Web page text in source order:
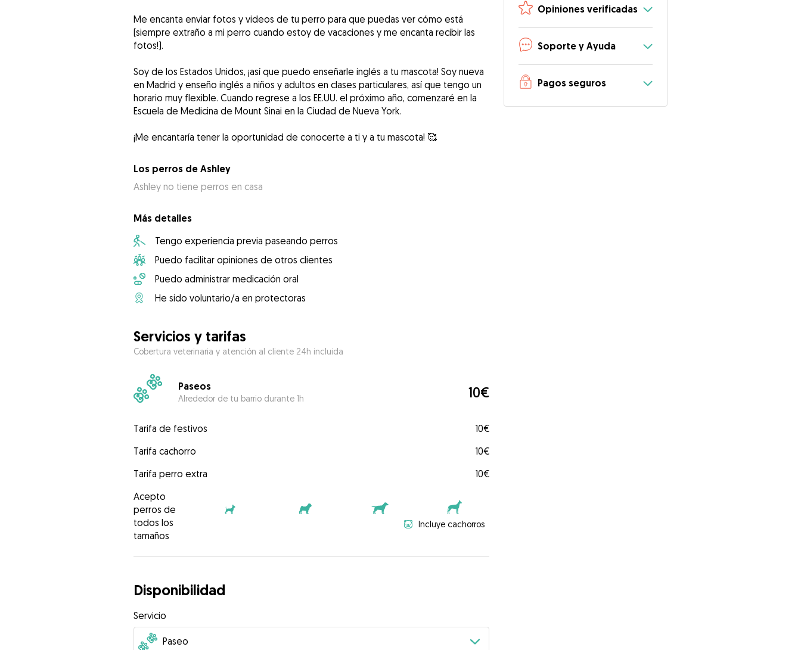
Me encanta enviar fotos y videos de tu perro para que puedas ver cómo está
(siempre extraño a mi perro cuando estoy de vacaciones y me encanta recibir las
fotos!).
Soy de los Estados Unidos, ¡así que puedo enseñarle inglés a tu mascota! Soy nueva
en Madrid y enseño inglés a niños y adultos en clases particulares, así que tengo un
horario muy flexible. Cuando regrese a los EE.UU. el próximo año, comenzaré en la
Escuela de Medicina de Mount Sinai en la Ciudad de Nueva York.
¡Me encantaría tener la oportunidad de conocerte a ti y a tu mascota! 🥰
Los perros de Ashley
Ashley no tiene perros en casa
Más detalles
Tengo experiencia previa paseando perros
Puedo facilitar opiniones de otros clientes
Puedo administrar medicación oral
He sido voluntario/a en protectoras
Servicios y tarifas
Cobertura veterinaria y atención al cliente 24h incluida
Paseos
Alrededor de tu barrio durante 1h 10€
Tarifa de festivos
10€
Tarifa cachorro
10€
Tarifa perro extra
10€
Acepto
perros de
todos los
tamaños
Incluye cachorros
Disponibilidad
Servicio
Opiniones verificadas
Soporte y Ayuda
Pagos seguros